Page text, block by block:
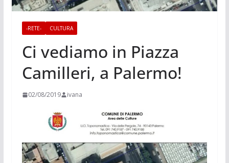
-RETE- CULTURA
Ci vediamo in Piazza
Camilleri, a Palermo!
02/08/2019 ivana